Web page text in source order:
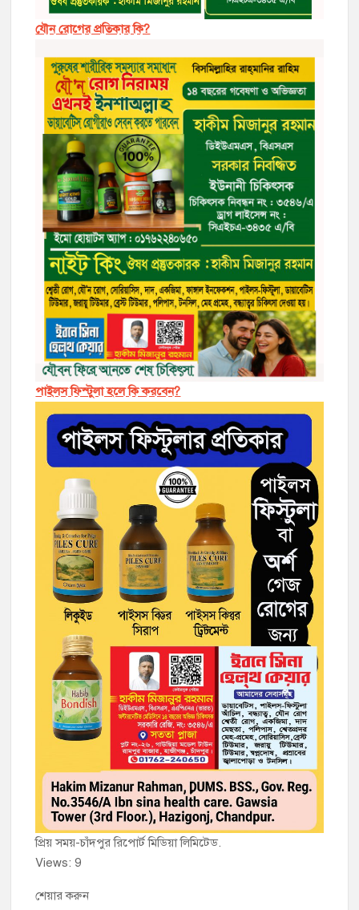
যৌন রোগের প্রতিকার কি?
পাইলস ফিস্টুলা হলে কি করবেন?
প্রিয় সময়-চাঁদপুর রিপোর্ট মিডিয়া লিমিটেড.
Views: 9
শেয়ার করুন